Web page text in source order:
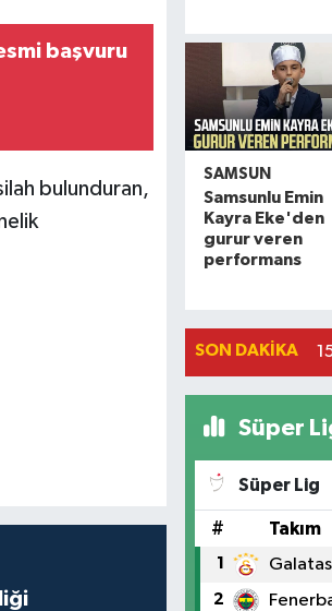
başvuru
bulunduran,
SAMSUN
Samsunlu Emin
Kayra Eke'den
gurur veren
performans
SON DAKIKA
Süper
Süper Lig
# Takım
1
2